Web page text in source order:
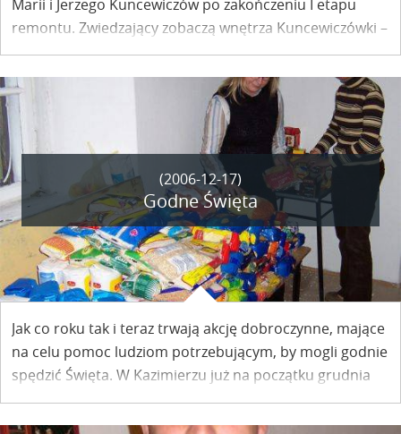
Marii i Jerzego Kuncewiczów po zakończeniu I etapu
remontu. Zwiedzający zobaczą wnętrza Kuncewiczówki –
zrekonstruowane na podstawie dokumentacji
fotograficznej – które nawiązują teraz do czasów, gdy
gospodarzyli tu oboje państwo Kuncewiczowie.
(2006-12-17)
Godne Święta
Jak co roku tak i teraz trwają akcję dobroczynne, mające
na celu pomoc ludziom potrzebującym, by mogli godnie
spędzić Święta. W Kazimierzu już na początku grudnia
nauczyciele i dzieci ze szkoły podstawowej i gimnazjum
zbierali dary dla dzieci z rodzin potrzebujących, teraz